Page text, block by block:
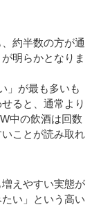
約半数の方が通
明らかとなりま
」が最も多いも
ると、通常より
中の飲酒は回数
ことが読み取れ
えやすい実態が
い」という高い